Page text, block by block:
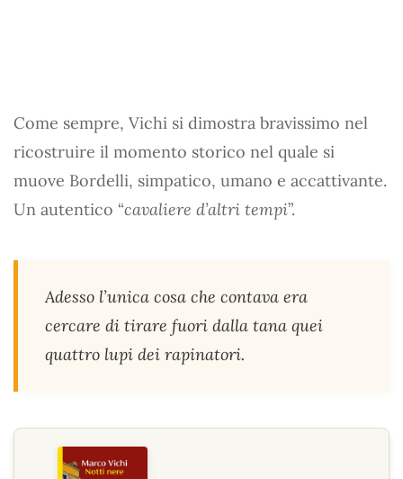
Come sempre, Vichi si dimostra bravissimo nel
ricostruire il momento storico nel quale si
muove Bordelli, simpatico, umano e accattivante.
Un autentico “cavaliere d’altri tempi”.
Adesso l’unica cosa che contava era
cercare di tirare fuori dalla tana quei
quattro lupi dei rapinatori.